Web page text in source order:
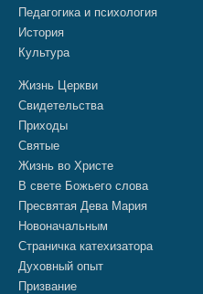
Педагогика и психология
История
Культура
Жизнь Церкви
Свидетельства
Приходы
Святые
Жизнь во Христе
В свете Божьего слова
Пресвятая Дева Мария
Новоначальным
Страничка катехизатора
Духовный опыт
Призвание